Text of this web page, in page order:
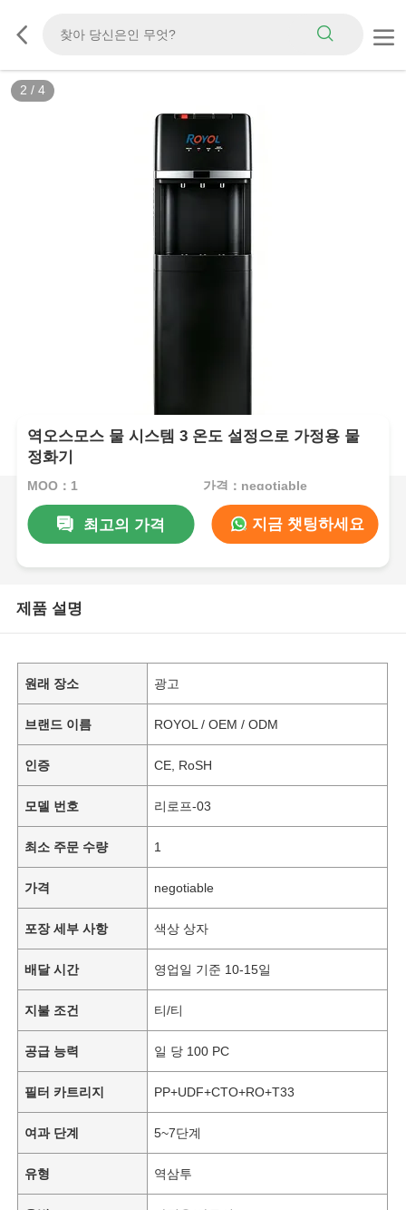
2 / 4
역오스모스 물 시스템 3 온도 설정으로 가정용 물
정화기
MOQ：1 가격：negotiable
최고의 가격 지금 챗팅하세요
제품 설명
원래 장소 광고
브랜드 이름 ROYOL / OEM / ODM
인증 CE, RoSH
모델 번호 리로프-03
최소 주문 수량 1
가격 negotiable
포장 세부 사항 색상 상자
배달 시간 영업일 기준 10-15일
지불 조건 티/티
공급 능력 일 당 100 PC
필터 카트리지 PP+UDF+CTO+RO+T33
여과 단계 5~7단계
유형 역삼투